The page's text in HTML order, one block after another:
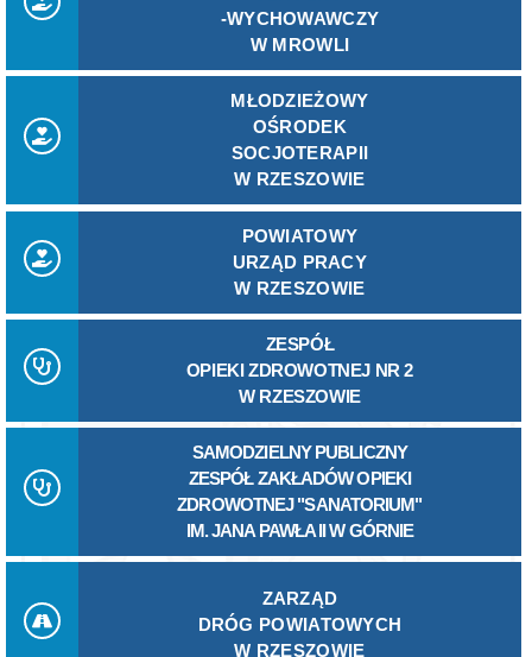
-WYCHOWAWCZY
W MROWLI
MŁODZIEŻOWY
OŚRODEK
SOCJOTERAPII
W RZESZOWIE
POWIATOWY
URZĄD PRACY
W RZESZOWIE
ZESPÓŁ
OPIEKI ZDROWOTNEJ NR 2
W RZESZOWIE
SAMODZIELNY PUBLICZNY
ZESPÓŁ ZAKŁADÓW OPIEKI
ZDROWOTNEJ "SANATORIUM"
IM. JANA PAWŁA II W GÓRNIE
ZARZĄD
DRÓG POWIATOWYCH
W RZESZOWIE